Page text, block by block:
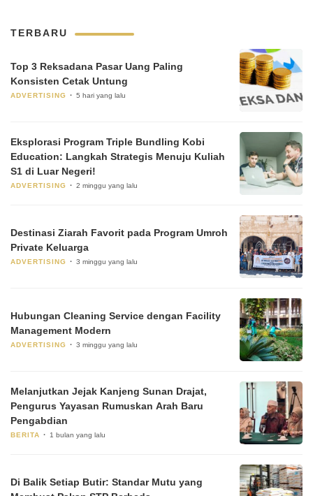
TERBARU
Top 3 Reksadana Pasar Uang Paling
Konsisten Cetak Untung
ADVERTISING 5 hari yang lalu
Eksplorasi Program Triple Bundling Kobi
Education: Langkah Strategis Menuju Kuliah
S1 di Luar Negeri!
ADVERTISING 2 minggu yang lalu
Destinasi Ziarah Favorit pada Program Umroh
Private Keluarga
ADVERTISING 3 minggu yang lalu
Hubungan Cleaning Service dengan Facility
Management Modern
ADVERTISING 3 minggu yang lalu
Melanjutkan Jejak Kanjeng Sunan Drajat,
Pengurus Yayasan Rumuskan Arah Baru
Pengabdian
BERITA 1 bulan yang lalu
Di Balik Setiap Butir: Standar Mutu yang